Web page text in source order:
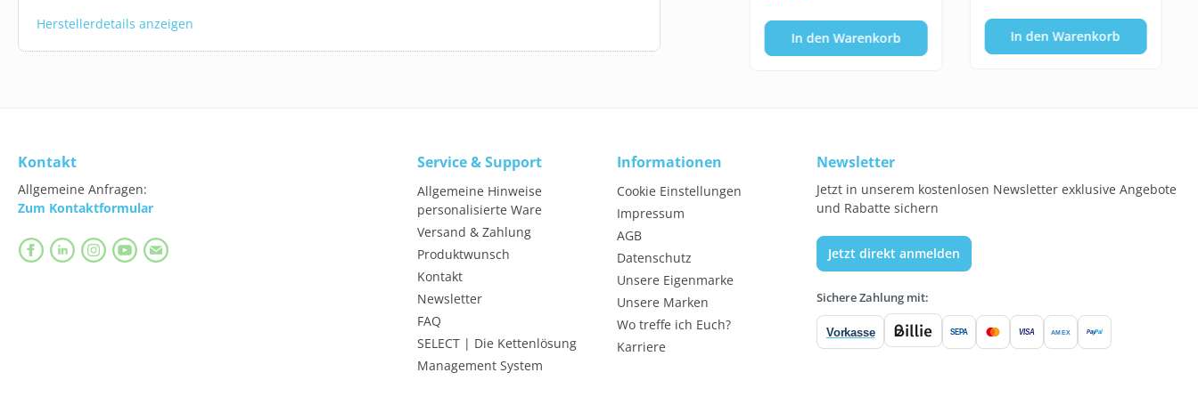
Herstellerdetails anzeigen
In den Warenkorb In den Warenkorb
Kontakt
Allgemeine Anfragen:
Zum Kontaktformular
Service & Support
Allgemeine Hinweise
personalisierte Ware
Versand & Zahlung
Produktwunsch
Kontakt
Newsletter
FAQ
SELECT | Die Kettenlösung
Management System
Informationen
Cookie Einstellungen
Impressum
AGB
Datenschutz
Unsere Eigenmarke
Unsere Marken
Wo treffe ich Euch?
Karriere
Newsletter
Jetzt in unserem kostenlosen Newsletter exklusive Angebote
und Rabatte sichern
Jetzt direkt anmelden
Sichere Zahlung mit:
Vorkasse SEPA VISA AMEX PayPal